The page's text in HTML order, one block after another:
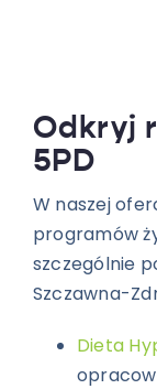
Odkryj
5PD
W naszej
programów
szczególnie
Szczawna-
Dieta